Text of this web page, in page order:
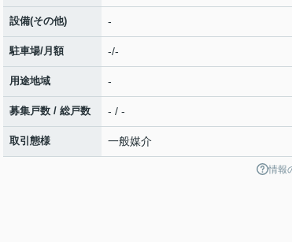
設備(その他) -
駐車場/月額 -/-
用途地域 -
募集戸数 / 総戸数 - / -
取引態様 一般媒介
情報